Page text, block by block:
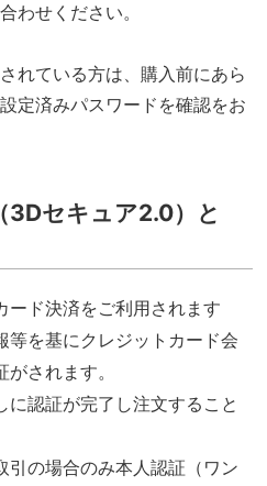
わせください。
れている方は、購入前にあら
定済みパスワードを確認をお
3Dセキュア2.0）と
ード決済をご利用されます
等を基にクレジットカード会
されます。
に認証が完了し注文すること
引の場合のみ本人認証（ワン